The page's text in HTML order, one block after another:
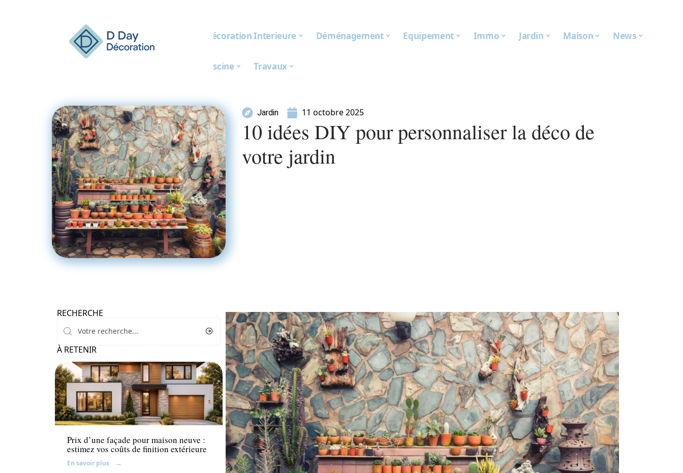
Décoration Interieure Déménagement Equipement Immo Jardin Maison News
Piscine Travaux
Jardin 11 octobre 2025
10 idées DIY pour personnaliser la déco de
votre jardin
RECHERCHE
À RETENIR
Travaux
Prix d’une façade pour maison neuve :
estimez vos coûts de finition extérieure
En savoir plus